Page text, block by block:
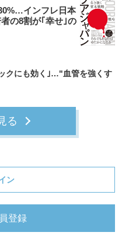
インフレ日本
の8割が｢幸せ｣の
クにも効く｣…"血管を強くす
る
ン
登録